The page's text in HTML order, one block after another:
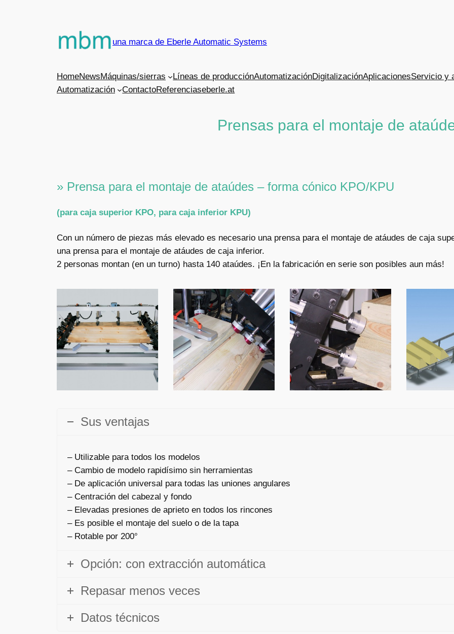
una marca de Eberle Automatic Systems
HomeNewsMáquinas/sierras Líneas de producciónAutomatizaciónDigitalizaciónAplicacionesServicio y
Automatización
ContactoReferenciaseberle.at
Prensas para el montaje de
» Prensa para el montaje de ataúdes – forma cónico KPO/KPU
(para caja superior KPO, para caja inferior KPU)
Con un número de piezas más elevado es necesario una prensa para el montaje de atáudes de caja
una prensa para el montaje de atáudes de caja inferior.
2 personas montan (en un turno) hasta 140 ataúdes. ¡En la fabricación en serie son posibles aun más!
Sus ventajas
– Utilizable para todos los modelos
– Cambio de modelo rapidísimo sin herramientas
– De aplicación universal para todas las uniones angulares
– Centración del cabezal y fondo
– Elevadas presiones de aprieto en todos los rincones
– Es posible el montaje del suelo o de la tapa
– Rotable por 200°
Opción: con extracción automática
Repasar menos veces
Datos técnicos